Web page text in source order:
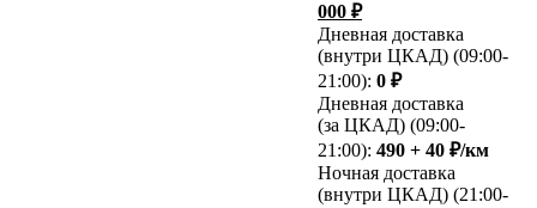
000 ₽
Дневная доставка
(внутри ЦКАД) (09:00-
21:00): 0 ₽
Дневная доставка
(за ЦКАД) (09:00-
21:00): 490 + 40 ₽/км
Ночная доставка
(внутри ЦКАД) (21:00-